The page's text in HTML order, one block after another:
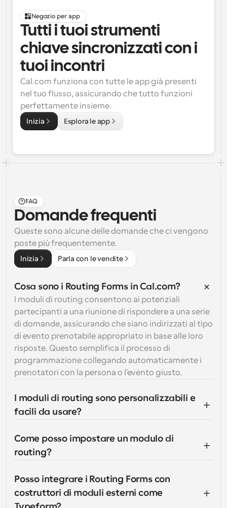
Negozio per app
Tutti i tuoi strumenti
chiave sincronizzati con i
tuoi incontri
Cal.com funziona con tutte le app già presenti
nel tuo flusso, assicurando che tutto funzioni
perfettamente insieme.
Inizia Esplora le app
FAQ
Domande frequenti
Queste sono alcune delle domande che ci vengono
poste più frequentemente.
Inizia Parla con le vendite
Cosa sono i Routing Forms in Cal.com?
I moduli di routing consentono ai potenziali
partecipanti a una riunione di rispondere a una serie
di domande, assicurando che siano indirizzati al tipo
di evento prenotabile appropriato in base alle loro
risposte. Questo semplifica il processo di
programmazione collegando automaticamente i
prenotatori con la persona o l'evento giusto.
I moduli di routing sono personalizzabili e
facili da usare?
Come posso impostare un modulo di
routing?
Posso integrare i Routing Forms con
costruttori di moduli esterni come